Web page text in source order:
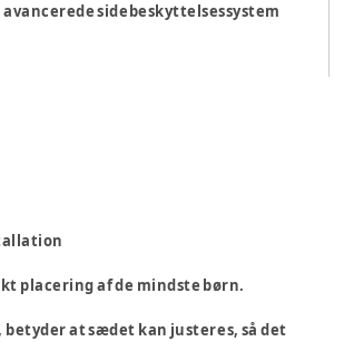
sidebeskyttelsessystem
placering af de mindste børn.
at sædet kan justeres, så det